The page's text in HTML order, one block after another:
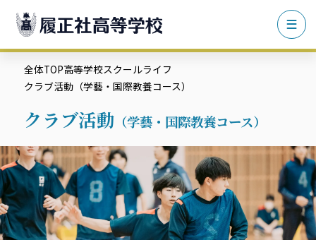
全体TOP高等学校スクールライフ
クラブ活動（学藝・国際教養コース）
クラブ活動 （学藝・国際教養コース）